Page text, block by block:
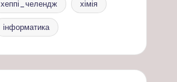
хеппі_челендж хімія
інформатика